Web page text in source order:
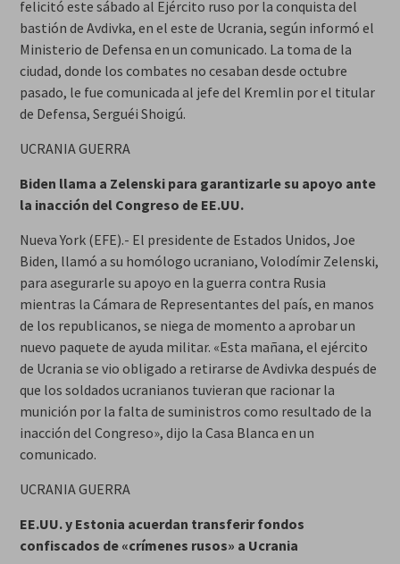
felicitó este sábado al Ejército ruso por la conquista del
bastión de Avdivka, en el este de Ucrania, según informó el
Ministerio de Defensa en un comunicado. La toma de la
ciudad, donde los combates no cesaban desde octubre
pasado, le fue comunicada al jefe del Kremlin por el titular
de Defensa, Serguéi Shoigú.
UCRANIA GUERRA
Biden llama a Zelenski para garantizarle su apoyo ante
la inacción del Congreso de EE.UU.
Nueva York (EFE).- El presidente de Estados Unidos, Joe
Biden, llamó a su homólogo ucraniano, Volodímir Zelenski,
para asegurarle su apoyo en la guerra contra Rusia
mientras la Cámara de Representantes del país, en manos
de los republicanos, se niega de momento a aprobar un
nuevo paquete de ayuda militar. «Esta mañana, el ejército
de Ucrania se vio obligado a retirarse de Avdivka después de
que los soldados ucranianos tuvieran que racionar la
munición por la falta de suministros como resultado de la
inacción del Congreso», dijo la Casa Blanca en un
comunicado.
UCRANIA GUERRA
EE.UU. y Estonia acuerdan transferir fondos
confiscados de «crímenes rusos» a Ucrania